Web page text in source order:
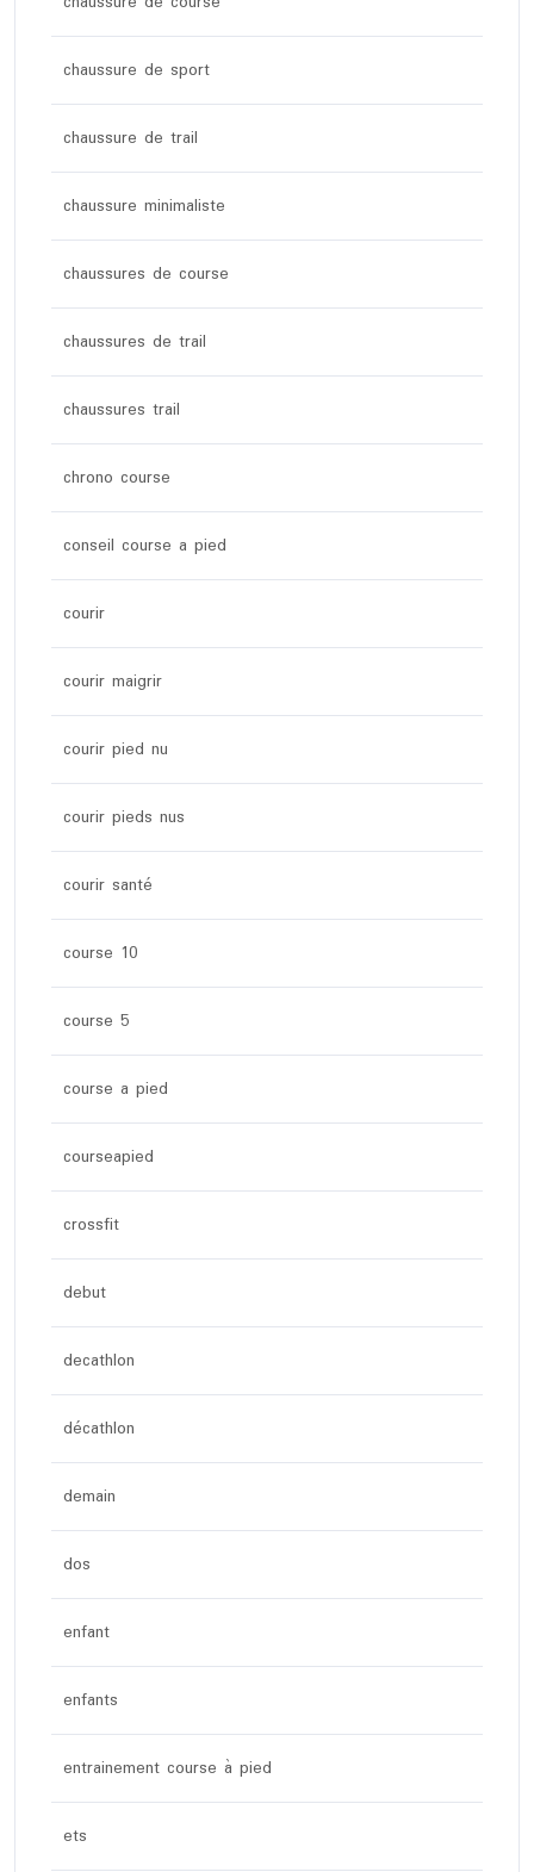
chaussure de sport
chaussure de trail
chaussure minimaliste
chaussures de course
chaussures de trail
chaussures trail
chrono course
conseil course a pied
courir
courir maigrir
courir pied nu
courir pieds nus
courir santé
course 10
course 5
course a pied
courseapied
crossfit
debut
decathlon
décathlon
demain
dos
enfant
enfants
entrainement course à pied
ets